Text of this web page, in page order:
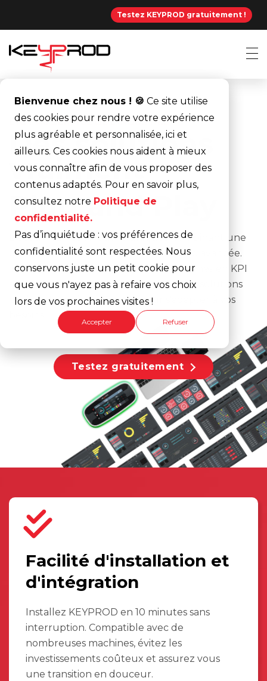
Bienvenue chez nous ! 🍪 Ce site utilise
des cookies pour rendre votre expérience
plus agréable et personnalisée, ici et
ailleurs. Ces cookies nous aident à mieux
vous connaître afin de vous proposer des
contenus adaptés. Pour en savoir plus,
consultez notre Politique de
confidentialité.
Pas d’inquiétude : vos préférences de
confidentialité sont respectées. Nous
conservons juste un petit cookie pour
que vous n'ayez pas à refaire vos choix
lors de vos prochaines visites !
Accepter Refuser
Testez KEYPROD gratuitement !
L’IOT AU SERVICE DE L’INDUSTRIE
Des solutions
vraiment
Plug and Play
Découvrez nos solutions uniques, combinant une
gamme d'IoT avec une plateforme web avancée.
Transformez les vibrations de vos machines en KPI
sans interrompre votre production. Nos solutions
évoluent continuellement pour s'adapter à vos
Testez gratuitement
Facilité d'installation et
d'intégration
Installez KEYPROD en 10 minutes sans
interruption. Compatible avec de
nombreuses machines, évitez les
investissements coûteux et assurez vous
une transition en douceur.